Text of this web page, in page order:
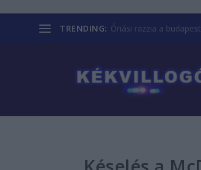
TRENDING: Óriási razzia a